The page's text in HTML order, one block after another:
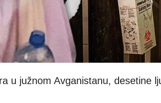
u južnom Avganistanu, desetine